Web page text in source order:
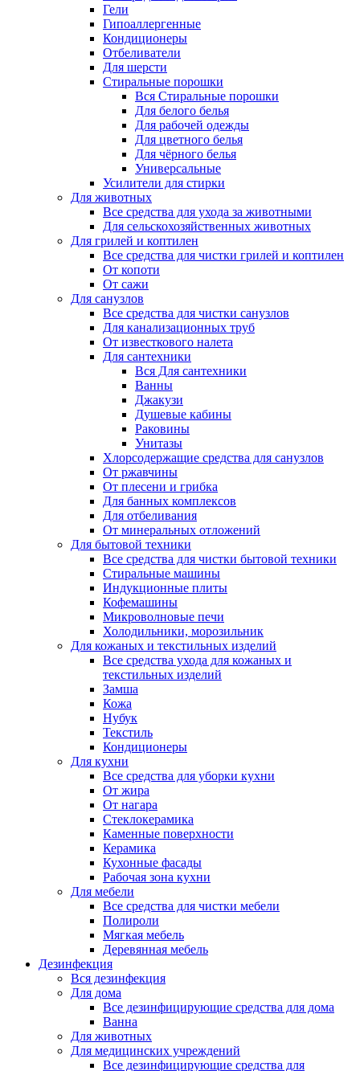
Гели
Гипоаллергенные
Кондиционеры
Отбеливатели
Для шерсти
Стиральные порошки
Вся Стиральные порошки
Для белого белья
Для рабочей одежды
Для цветного белья
Для чёрного белья
Универсальные
Усилители для стирки
Для животных
Все средства для ухода за животными
Для сельскохозяйственных животных
Для грилей и коптилен
Все средства для чистки грилей и коптилен
От копоти
От сажи
Для санузлов
Все средства для чистки санузлов
Для канализационных труб
От известкового налета
Для сантехники
Вся Для сантехники
Ванны
Джакузи
Душевые кабины
Раковины
Унитазы
Хлорсодержащие средства для санузлов
От ржавчины
От плесени и грибка
Для банных комплексов
Для отбеливания
От минеральных отложений
Для бытовой техники
Все средства для чистки бытовой техники
Стиральные машины
Индукционные плиты
Кофемашины
Микроволновые печи
Холодильники, морозильник
Для кожаных и текстильных изделий
Все средства ухода для кожаных и
текстильных изделий
Замша
Кожа
Нубук
Текстиль
Кондиционеры
Для кухни
Все средства для уборки кухни
От жира
От нагара
Стеклокерамика
Каменные поверхности
Керамика
Кухонные фасады
Рабочая зона кухни
Для мебели
Все средства для чистки мебели
Полироли
Мягкая мебель
Деревянная мебель
Дезинфекция
Вся дезинфекция
Для дома
Все дезинфицирующие средства для дома
Ванна
Для животных
Для медицинских учреждений
Все дезинфицирующие средства для